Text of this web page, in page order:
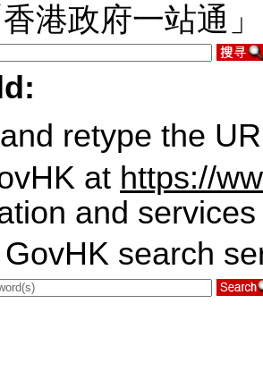
港政府一站通
retype the
at https://
and
search